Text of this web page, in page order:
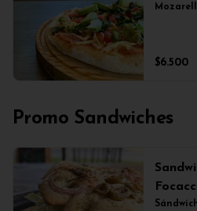
$6.500
Promo Sandwiches